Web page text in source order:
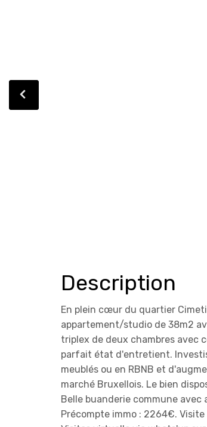
Description
En plein cœur du quartier
appartement/studio de 38m2
triplex de deux chambres avec
parfait état d'entretient.
meublés ou en RBNB et
marché Bruxellois. Le bien
Belle buanderie commune avec
Précompte immo : 2264€.